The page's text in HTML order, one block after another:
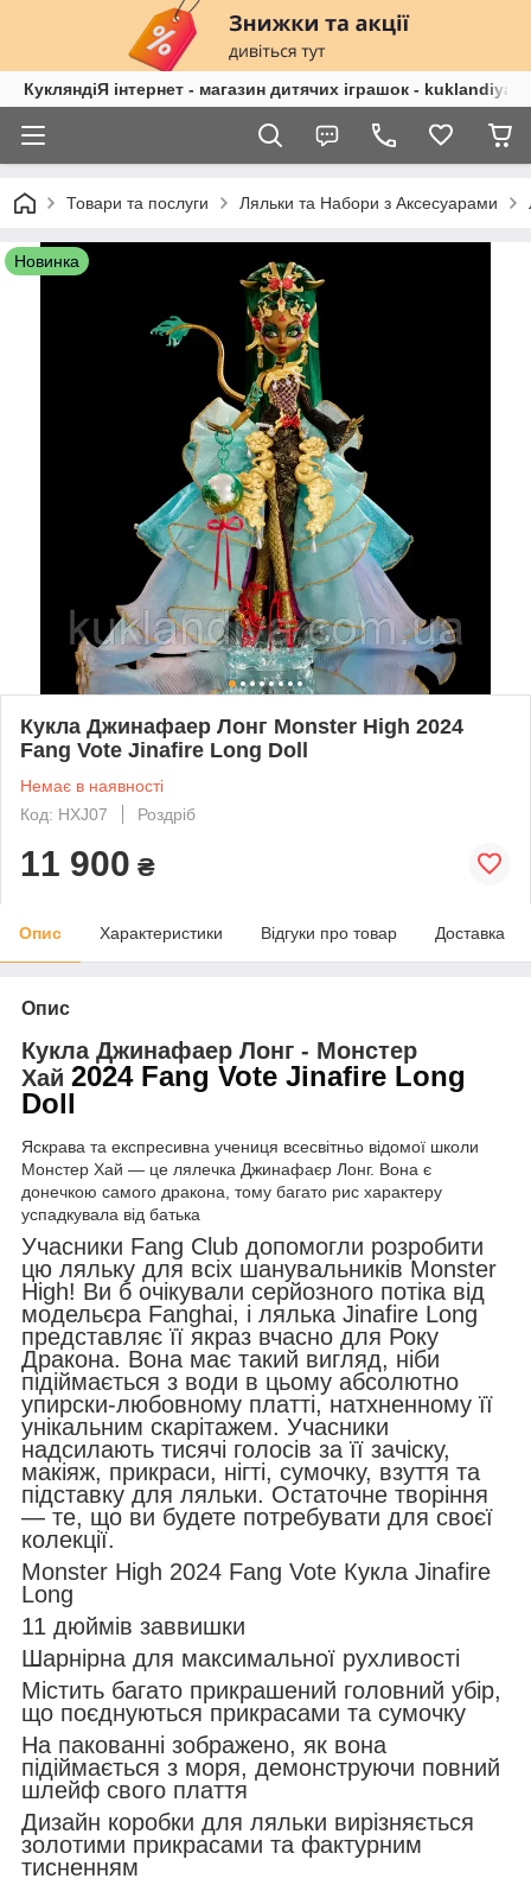
КукляндіЯ інтернет - магазин дитячих іграшок -
Товари та послуги Ляльки та Набори з Аксесуарами
Новинка
Кукла Джинафаер Лонг Monster High 2024
Fang Vote Jinafire Long Doll
Немає в наявності
Код: HXJ07
Роздріб
11 900 ₴
Опис Характеристики Відгуки про товар Доставка
Опис
Кукла Джинафаер Лонг - Монстер
Хай 2024 Fang Vote Jinafire Long
Doll
Яскрава та експресивна учениця всесвітньо відомої школи
Монстер Хай — це лялечка Джинафаєр Лонг. Вона є
донечкою самого дракона, тому багато рис характеру
успадкувала від батька
Учасники Fang Club допомогли розробити
цю ляльку для всіх шанувальників Monster
High! Ви б очікували серйозного потіка від
модельєра Fanghai, і лялька Jinafire Long
представляє її якраз вчасно для Року
Дракона. Вона має такий вигляд, ніби
підіймається з води в цьому абсолютно
упирски-любовному платті, натхненному її
унікальним скарітажем. Учасники
надсилають тисячі голосів за її зачіску,
макіяж, прикраси, нігті, сумочку, взуття та
підставку для ляльки. Остаточне творіння
— те, що ви будете потребувати для своєї
колекції.
Monster High 2024 Fang Vote Кукла Jinafire
Long
11 дюймів заввишки
Шарнірна для максимальної рухливості
Містить багато прикрашений головний убір,
що поєднуються прикрасами та сумочку
На пакованні зображено, як вона
підіймається з моря, демонструючи повний
шлейф свого плаття
Дизайн коробки для ляльки вирізняється
золотими прикрасами та фактурним
тисненням